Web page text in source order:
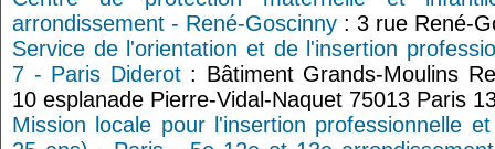
arrondissement - René-Goscinny : 3 rue René-
Service de l'orientation et de l'insertion
7 - Paris Diderot: Bâtiment Grands-Moulins
10 esplanade Pierre-Vidal-Naquet 75013 Paris
Mission locale pour l'insertion professionnelle